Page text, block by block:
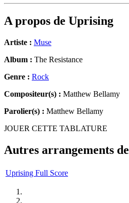
A propos de Uprising
Artiste : Muse
Album : The Resistance
Genre : Rock
Compositeur(s) : Matthew Bellamy
Parolier(s) : Matthew Bellamy
JOUER CETTE TABLATURE
Autres arrangements de
Uprising Full Score